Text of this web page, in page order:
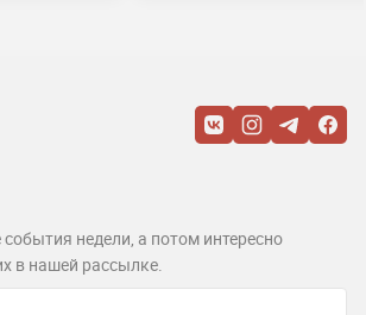
недели, а потом интересно
в нашей рассылке.